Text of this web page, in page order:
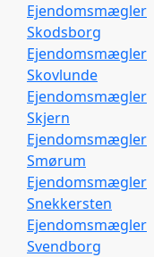
Ejendomsmægler
Skodsborg
Ejendomsmægler
Skovlunde
Ejendomsmægler
Skjern
Ejendomsmægler
Smørum
Ejendomsmægler
Snekkersten
Ejendomsmægler
Svendborg